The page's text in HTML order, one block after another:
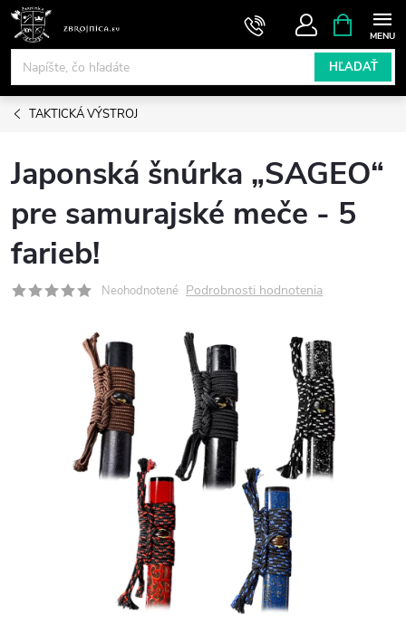
Prejsť
obsah
HĽADAŤ
KOŠÍK
TAKTICKÁ VÝSTROJ
Japonská šnúrka „SAGEO“
pre samurajské meče - 5
farieb!
Neohodnotené Podrobnosti hodnotenia